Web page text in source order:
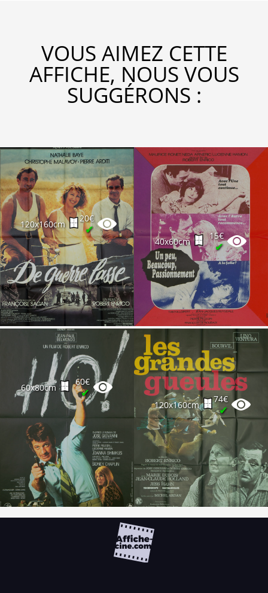
VOUS AIMEZ CETTE
AFFICHE, NOUS VOUS
SUGGÉRONS :
120x160cm
20€
✔
40x60cm
15€
✔
60x80cm
60€
✔
120x160cm
74€
✔